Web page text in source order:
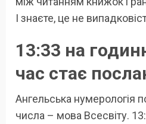
І знаєте, це не
13:33 на
час стає
Ангельська нумерологія
числа – мова Всесвіту.